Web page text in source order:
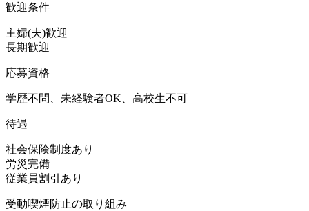
歓迎条件
主婦(夫)歓迎
長期歓迎
応募資格
学歴不問、未経験者OK、高校生不可
待遇
社会保険制度あり
労災完備
従業員割引あり
受動喫煙防止の取り組み